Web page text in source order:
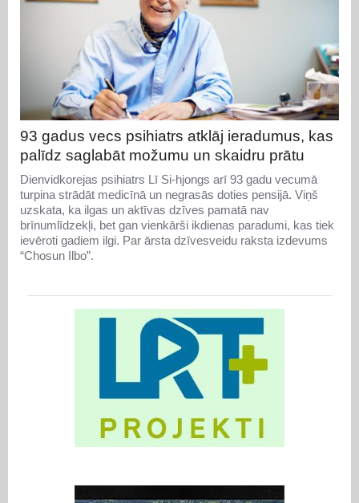
93 gadus vecs psihiatrs atklāj ieradumus, kas
palīdz saglabāt možumu un skaidru prātu
Dienvidkorejas psihiatrs Lī Si-hjongs arī 93 gadu vecumā
turpina strādāt medicīnā un negrasās doties pensijā. Viņš
uzskata, ka ilgas un aktīvas dzīves pamatā nav
brīnumlīdzekļi, bet gan vienkārši ikdienas paradumi, kas tiek
ievēroti gadiem ilgi. Par ārsta dzīvesveidu raksta izdevums
“Chosun Ilbo”.